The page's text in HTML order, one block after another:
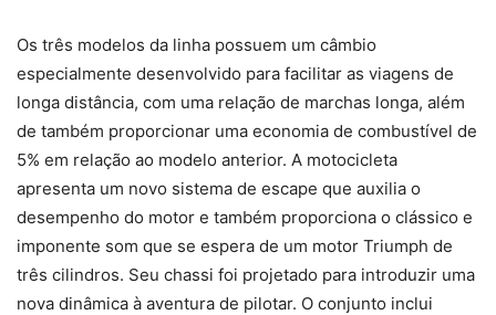
Os três modelos da linha possuem um câmbio
especialmente desenvolvido para facilitar as viagens de
longa distância, com uma relação de marchas longa, além
de também proporcionar uma economia de combustível de
5% em relação ao modelo anterior. A motocicleta
apresenta um novo sistema de escape que auxilia o
desempenho do motor e também proporciona o clássico e
imponente som que se espera de um motor Triumph de
três cilindros. Seu chassi foi projetado para introduzir uma
nova dinâmica à aventura de pilotar. O conjunto inclui